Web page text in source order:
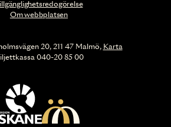
Om webbplatsen
20, 211 47 Malmö, Karta
040-20 85 00